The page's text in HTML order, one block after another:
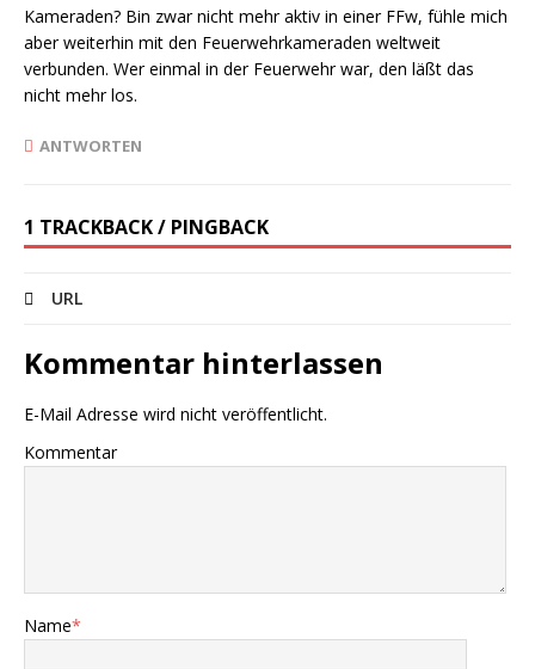
Kameraden? Bin zwar nicht mehr aktiv in einer FFw, fühle mich
aber weiterhin mit den Feuerwehrkameraden weltweit
verbunden. Wer einmal in der Feuerwehr war, den läßt das
nicht mehr los.
ANTWORTEN
1 TRACKBACK / PINGBACK
URL
Kommentar hinterlassen
E-Mail Adresse wird nicht veröffentlicht.
Kommentar
Name*